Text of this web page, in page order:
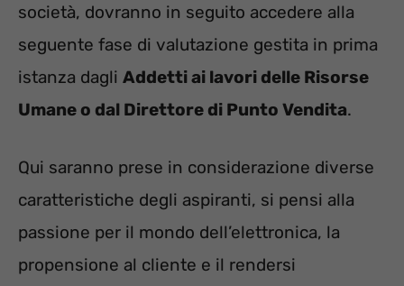
società, dovranno in seguito accedere alla
seguente fase di valutazione gestita in prima
istanza dagli Addetti ai lavori delle Risorse
Umane o dal Direttore di Punto Vendita.
Qui saranno prese in considerazione diverse
caratteristiche degli aspiranti, si pensi alla
passione per il mondo dell’elettronica, la
propensione al cliente e il rendersi